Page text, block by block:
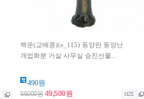
백운(교배종)(e_115) 동양란 동양난
개업화분 거실 사무실 승진선물...
490원
55000원 49,500원